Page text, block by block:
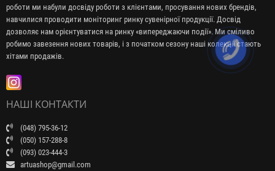
роботи ми набули досвіду роботи з клієнтами, просування нових брендів,
навчилися проводити моніторинг ринку сувенірної продукції. Досвід
дозволяє нам орієнтуватися на ринку «випереджаючи події». Ми сміливо
робимо завезення нових товарів, і з початком сезону наші колекції стають
хітами продажів.
НАШІ КОНТАКТИ
(048) 795-36-12
(050) 157-288-8
(093) 023-444-3
artuashop@gmail.com